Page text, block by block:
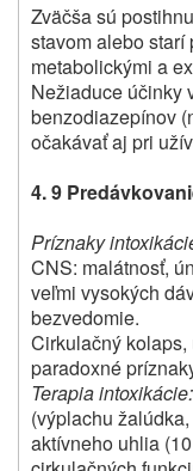
Zväčša sú
stavom alebo starí
metabolickými a
Nežiaduce účinky
benzodiazepínov
očakávať aj pri
4. 9 P
Príznaky
CNS: malátnosť,
veľmi vysokých
bezvedomie.
Cirkulačný
paradoxné
Terapia intoxikácie:
(výplachu
aktívneho uhlia